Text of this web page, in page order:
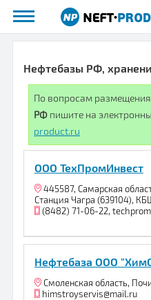
Нефтебазы РФ,
По вопросам
РФпишите на
product.ru
ООО ТехПромИнвест
445587, Самарская
Станция Чагра (639104),
(8482) 71-06-22,
Нефтебаза ООО
Смоленская область,
himstroyservis@mail.ru